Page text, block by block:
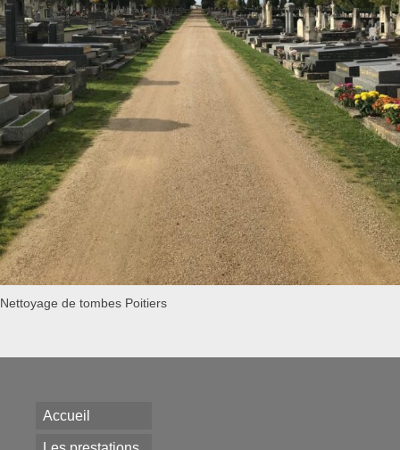
Nettoyage de tombes Poitiers
Accueil